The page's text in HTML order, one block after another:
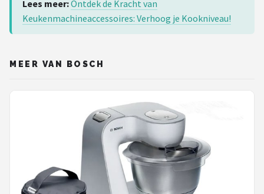
Lees meer:Ontdek de Kracht van
Keukenmachineaccessoires: Verhoog je Kookniveau!
MEER VAN BOSCH